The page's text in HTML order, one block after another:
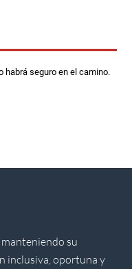
habrá seguro en el camino.
su
inclusiva, oportuna y